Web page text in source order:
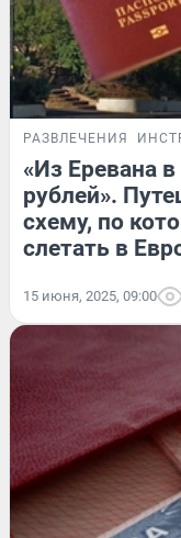
РАЗВЛЕЧЕНИЯ
«Из Еревана
рублей».
схему, по
слетать в
15 июня, 2025, 09:00